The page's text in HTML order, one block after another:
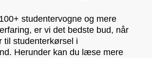
studentervogne og mere
er vi det bedste bud, når
til studenterkørsel i
Herunder kan du læse mere